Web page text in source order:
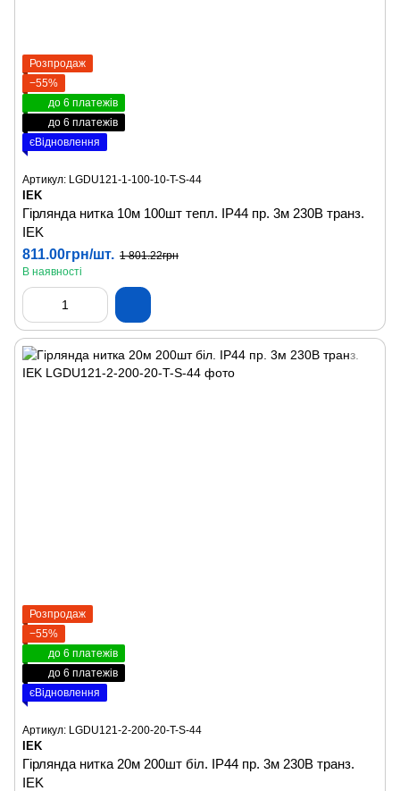
Розпродаж
−55%
до 6 платежів
до 6 платежів
єВідновлення
Артикул: LGDU121-1-100-10-T-S-44
IEK
Гірлянда нитка 10м 100шт тепл. IP44 пр. 3м 230В транз.
IEK
811.00грн/шт. 1 801.22грн
В наявності
Розпродаж
−55%
до 6 платежів
до 6 платежів
єВідновлення
Артикул: LGDU121-2-200-20-T-S-44
IEK
Гірлянда нитка 20м 200шт біл. IP44 пр. 3м 230В транз.
IEK